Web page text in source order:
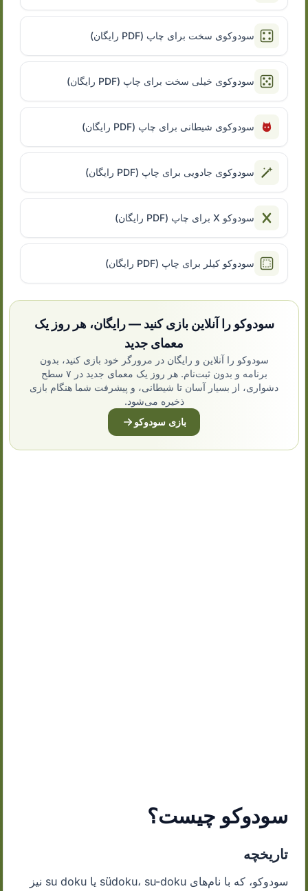
سودوکوی سخت برای چاپ (PDF رایگان)
سودوکوی خیلی سخت برای چاپ (PDF رایگان)
سودوکوی شیطانی برای چاپ (PDF رایگان)
سودوکوی جادویی برای چاپ (PDF رایگان)
سودوکو X برای چاپ (PDF رایگان)
سودوکو کیلر برای چاپ (PDF رایگان)
سودوکو را آنلاین بازی کنید — رایگان، هر روز یک
معمای جدید
سودوکو را آنلاین و رایگان در مرورگر خود بازی کنید، بدون
برنامه و بدون ثبت‌نام. هر روز یک معمای جدید در ۷ سطح
دشواری، از بسیار آسان تا شیطانی، و پیشرفت شما هنگام بازی
ذخیره می‌شود.
بازی سودوکو
سودوکو چیست؟
تاریخچه
سودوکو، که با نام‌های südoku، su-doku یا su doku نیز